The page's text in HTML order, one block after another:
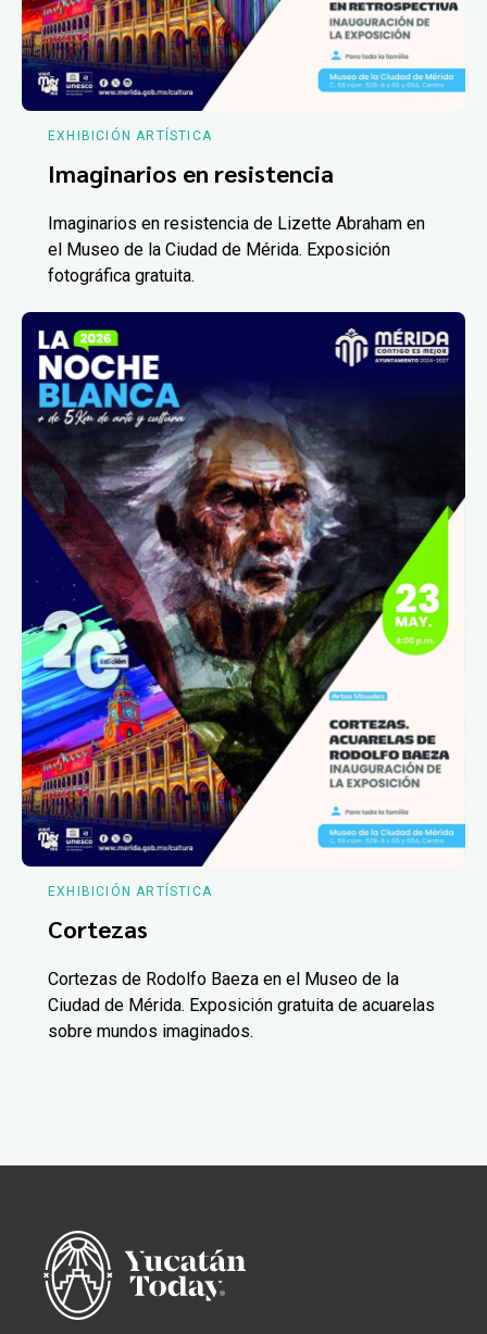
EXHIBICIÓN ARTÍSTICA
Imaginarios en resistencia
Imaginarios en resistencia de Lizette Abraham en
el Museo de la Ciudad de Mérida. Exposición
fotográfica gratuita.
EXHIBICIÓN ARTÍSTICA
Cortezas
Cortezas de Rodolfo Baeza en el Museo de la
Ciudad de Mérida. Exposición gratuita de acuarelas
sobre mundos imaginados.